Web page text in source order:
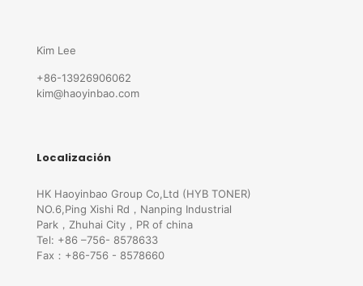
Kim Lee
+86-13926906062
kim@haoyinbao.com
Localización
HK Haoyinbao Group Co,Ltd (HYB TONER)
NO.6,Ping Xishi Rd，Nanping Industrial
Park，Zhuhai City，PR of china
Tel: +86 –756- 8578633
Fax：+86-756 - 8578660